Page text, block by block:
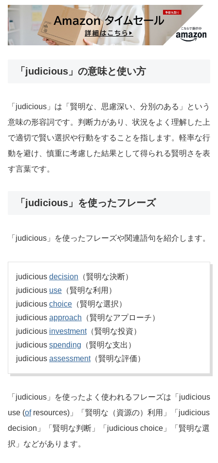
「judicious」の意味と使い方
「judicious」は「賢明な、思慮深い、分別のある」という
意味の形容詞です。判断力があり、状況をよく理解した上
で適切で賢い選択や行動をすることを指します。軽率な行
動を避け、慎重に考慮した結果として得られる賢明さを表
す言葉です。
「judicious」を使ったフレーズ
「judicious」を使ったフレーズや関連語句を紹介します。
judicious decision （賢明な決断）
judicious use （賢明な利用）
judicious choice （賢明な選択）
judicious approach （賢明なアプローチ）
judicious investment（賢明な投資）
judicious spending （賢明な支出）
judicious assessment（賢明な評価）
「judicious」を使ったよく使われるフレーズは「judicious
use (ofresources)」「賢明な（資源の）利用」「judicious
decision」「賢明な判断」「judicious choice」「賢明な選
択」などがあります。